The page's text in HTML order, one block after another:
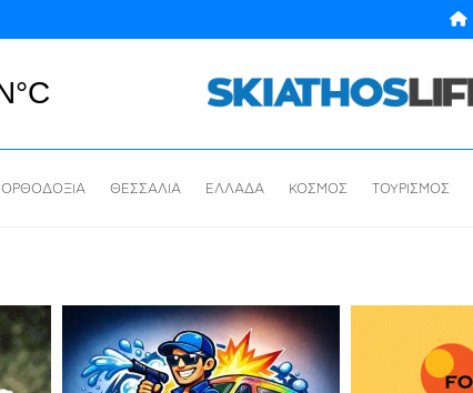
ΟΡΘΟΔΟΞΙΑ ΘΕΣΣΑΛΙΑ ΕΛΛΑΔΑ ΚΟΣΜΟΣ ΤΟΥΡΙΣΜΟΣ